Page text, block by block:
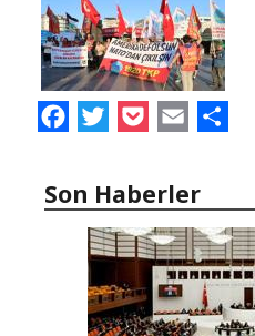
FacebookTwitterPocketEmail
Son Haberler